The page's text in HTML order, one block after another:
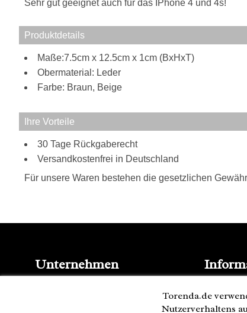
Sehr gut geeignet auch für das IPhone 4 und 4s!
Produktdetails
Maße:7.5cm x 12.5cm x 1cm (BxHxT)
Obermaterial: Leder
Farbe: Braun, Beige
Ihre Vorteile
30 Tage Rückgaberecht
Versandkostenfrei in Deutschland
Für unsere Waren bestehen die gesetzlichen
Unternehmen
Presse
Partner
Torenda.de
Nutzerverhaltens